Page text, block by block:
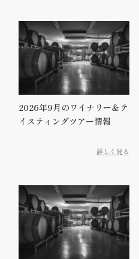
2026年9月のワイナリー＆テ
イスティングツアー情報
詳しく見る